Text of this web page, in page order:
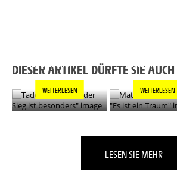
DIESER ARTIKEL DÜRFTE SIE
BESONDERS"
WEITERLESEN
TRAUM"
WEITERLESEN
LESEN SIE MEHR